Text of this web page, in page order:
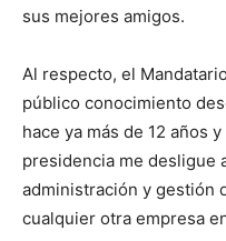
sus mejores amigos.
Al respecto, el
público conocimiento
hace ya más de 12 años
presidencia me desligue
administración y gestión
cualquier otra empresa